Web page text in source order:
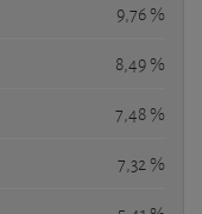
9,76 %
8,49 %
7,48 %
7,32 %